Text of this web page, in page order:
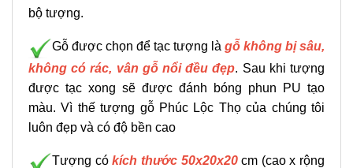
bộ tượng.
Gỗ được chọn để tạc tượng là gỗ không bị sâu,
không có rác, vân gỗ nổi đều đẹp. Sau khi tượng
được tạc xong sẽ được đánh bóng phun PU tạo
màu. Vì thế tượng gỗ Phúc Lộc Thọ của chúng tôi
luôn đẹp và có độ bền cao
Tượng cókích thước 50x20x20 cm (cao x rộng